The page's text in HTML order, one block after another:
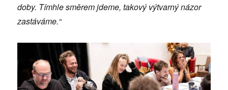
doby. Tímhle směrem jdeme, takový výtvarný názor
zastáváme.“